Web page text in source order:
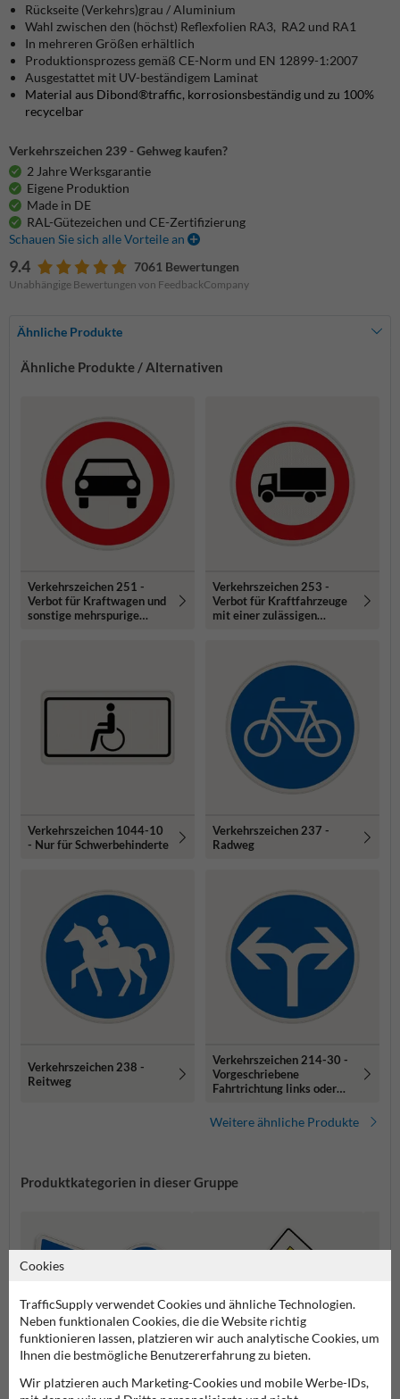
Rückseite (Verkehrs)grau / Aluminium
Wahl zwischen den (höchst) Reflexfolien RA3, RA2 und RA1
In mehreren Größen erhältlich
Produktionsprozess gemäß CE-Norm und EN 12899-1:2007
Ausgestattet mit UV-beständigem Laminat
Material aus Dibond®traffic, korrosionsbeständig und zu 100%
recycelbar
Verkehrszeichen 239 - Gehweg kaufen?
2 Jahre Werksgarantie
Eigene Produktion
Made in DE
RAL-Gütezeichen und CE-Zertifizierung
Schauen Sie sich alle Vorteile an
9.4 7061 Bewertungen
Unabhängige Bewertungen von FeedbackCompany
Ähnliche Produkte
Ähnliche Produkte / Alternativen
Verkehrszeichen 251 -
Verbot für Kraftwagen und
sonstige mehrspurige
Verkehrszeichen 253 -
Verbot für Kraftfahrzeuge
mit einer zulässigen
Verkehrszeichen 1044-10
- Nur für Schwerbehinderte
Verkehrszeichen 237 -
Radweg
Verkehrszeichen 238 -
Reitweg
Verkehrszeichen 214-30 -
Vorgeschriebene
Fahrtrichtung links oder
Weitere ähnliche Produkte
Produktkategorien in dieser Gruppe
Cookies
TrafficSupply verwendet Cookies und ähnliche Technologien.
Neben funktionalen Cookies, die die Website richtig
funktionieren lassen, platzieren wir auch analytische Cookies, um
Ihnen die bestmögliche Benutzererfahrung zu bieten.
Wir platzieren auch Marketing-Cookies und mobile Werbe-IDs,